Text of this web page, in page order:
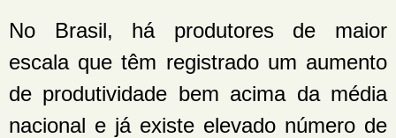
No Brasil, há produtores de maior
escala que têm registrado um aumento
de produtividade bem acima da média
nacional e já existe elevado número de